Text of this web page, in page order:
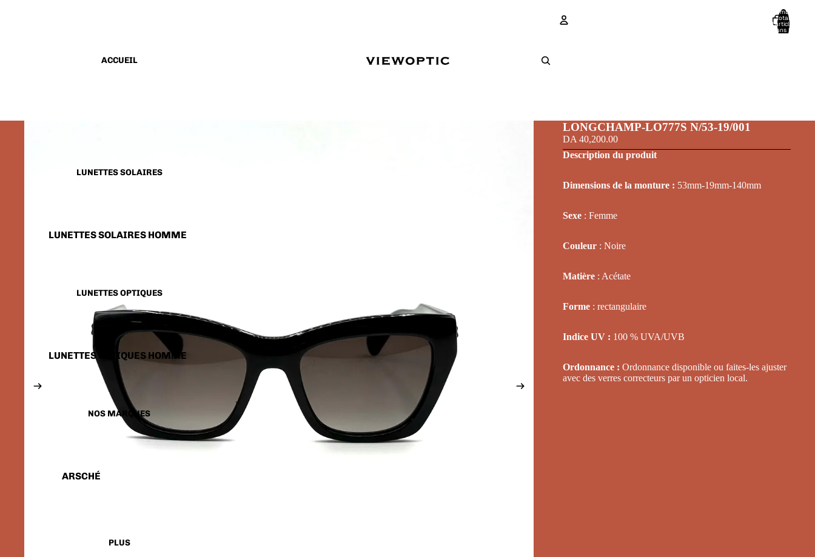
ACCUEIL
LUNETTES SOLAIRES
LUNETTES SOLAIRES HOMME
ENFANTSLUNETTES OPTIQUES
LUNETTES OPTIQUES HOMME
LUNETTES OPTIQUES FEMME
LUNETTES OPTIQUES
ENFANTSNOS MARQUES
ARSCHÉ
PLUS
Nombre
total
d’articles
dans le
LONGCHAMP-LO777S N/53-19/001
DA 40,200.00
Description du produit
Dimensions de la monture : 53mm-19mm-140mm
Sexe : Femme
Couleur : Noire
Matière : Acétate
Forme : rectangulaire
Indice UV : 100 % UVA/UVB
Ordonnance : Ordonnance disponible ou faites-les ajuster
avec des verres correcteurs par un opticien local.